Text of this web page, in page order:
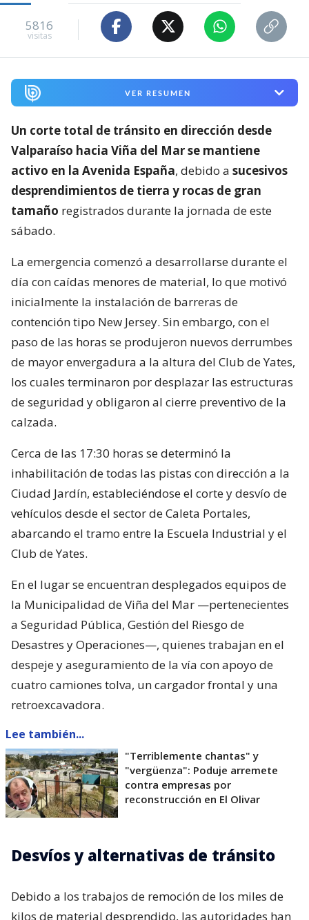
5816
visitas
VER RESUMEN
Un corte total de tránsito en dirección desde
Valparaíso hacia Viña del Mar se mantiene
activo en la Avenida España, debido a sucesivos
desprendimientos de tierra y rocas de gran
tamaño registrados durante la jornada de este
sábado.
La emergencia comenzó a desarrollarse durante el
día con caídas menores de material, lo que motivó
inicialmente la instalación de barreras de
contención tipo New Jersey. Sin embargo, con el
paso de las horas se produjeron nuevos derrumbes
de mayor envergadura a la altura del Club de Yates,
los cuales terminaron por desplazar las estructuras
de seguridad y obligaron al cierre preventivo de la
calzada.
Cerca de las 17:30 horas se determinó la
inhabilitación de todas las pistas con dirección a la
Ciudad Jardín, estableciéndose el corte y desvío de
vehículos desde el sector de Caleta Portales,
abarcando el tramo entre la Escuela Industrial y el
Club de Yates.
En el lugar se encuentran desplegados equipos de
la Municipalidad de Viña del Mar —pertenecientes
a Seguridad Pública, Gestión del Riesgo de
Desastres y Operaciones—, quienes trabajan en el
despeje y aseguramiento de la vía con apoyo de
cuatro camiones tolva, un cargador frontal y una
retroexcavadora.
Lee también...
"Terriblemente chantas" y
"vergüenza": Poduje arremete
contra empresas por
reconstrucción en El Olivar
Desvíos y alternativas de tránsito
Debido a los trabajos de remoción de los miles de
kilos de material desprendido, las autoridades han